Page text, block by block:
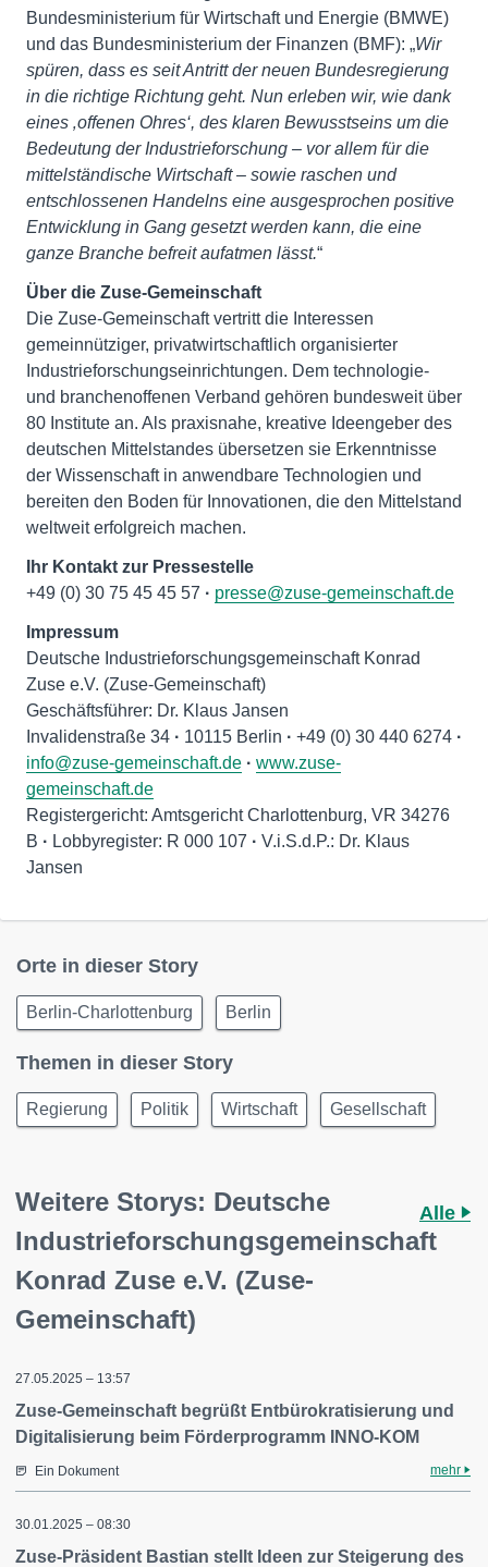
Bundesministerium für Wirtschaft und Energie (BMWE)
und das Bundesministerium der Finanzen (BMF): „Wir
spüren, dass es seit Antritt der neuen Bundesregierung
in die richtige Richtung geht. Nun erleben wir, wie dank
eines ‚offenen Ohres‘, des klaren Bewusstseins um die
Bedeutung der Industrieforschung – vor allem für die
mittelständische Wirtschaft – sowie raschen und
entschlossenen Handelns eine ausgesprochen positive
Entwicklung in Gang gesetzt werden kann, die eine
ganze Branche befreit aufatmen lässt.“
Über die Zuse-Gemeinschaft
Die Zuse-Gemeinschaft vertritt die Interessen
gemeinnütziger, privatwirtschaftlich organisierter
Industrieforschungseinrichtungen. Dem technologie-
und branchenoffenen Verband gehören bundesweit über
80 Institute an. Als praxisnahe, kreative Ideengeber des
deutschen Mittelstandes übersetzen sie Erkenntnisse
der Wissenschaft in anwendbare Technologien und
bereiten den Boden für Innovationen, die den Mittelstand
weltweit erfolgreich machen.
Ihr Kontakt zur Pressestelle
+49 (0) 30 75 45 45 57 · presse@zuse-gemeinschaft.de
Impressum
Deutsche Industrieforschungsgemeinschaft Konrad
Zuse e.V. (Zuse-Gemeinschaft)
Geschäftsführer: Dr. Klaus Jansen
Invalidenstraße 34 · 10115 Berlin · +49 (0) 30 440 6274 ·
info@zuse-gemeinschaft.de · www.zuse-
gemeinschaft.de
Registergericht: Amtsgericht Charlottenburg, VR 34276
B · Lobbyregister: R 000 107 · V.i.S.d.P.: Dr. Klaus
Jansen
Orte in dieser Story
Berlin-Charlottenburg Berlin
Themen in dieser Story
Regierung Politik Wirtschaft Gesellschaft
Weitere Storys: Deutsche
Industrieforschungsgemeinschaft
Konrad Zuse e.V. (Zuse-
Gemeinschaft)
Alle
27.05.2025 – 13:57
Zuse-Gemeinschaft begrüßt Entbürokratisierung und
Digitalisierung beim Förderprogramm INNO-KOM
Ein Dokument mehr
30.01.2025 – 08:30
Zuse-Präsident Bastian stellt Ideen zur Steigerung des